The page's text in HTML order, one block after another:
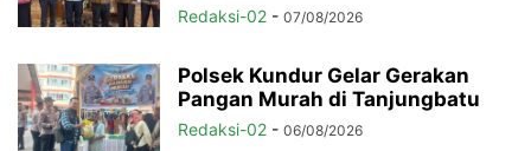
Redaksi-02 - 07/08/2026
Polsek Kundur Gelar Gerakan
Pangan Murah di Tanjungbatu
Redaksi-02 - 06/08/2026